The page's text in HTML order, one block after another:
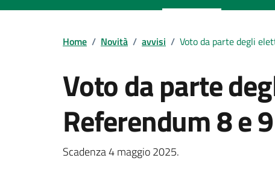
Home / Novità / avvisi / Voto da parte degli
Voto da parte
Referendum 8 e
Dettagli della notizia
Scadenza 4 maggio 2025.